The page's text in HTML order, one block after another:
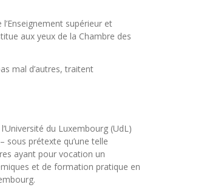
supérieur et
aux yeux de la Chambre des
mal d’autres, traitent
du Luxembourg (UdL)
sous prétexte qu’une telle
ayant pour vocation un
et de formation pratique en